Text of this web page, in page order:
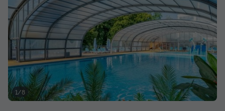
MOBILHOME 6 personnes - Comfort | 3 Ch.
| 6 Pers. | Terrasse surélevée
Surface
32m²
Adultes
6
Chambres
3
Salle de bain
1
Terrasse semi-couverte Animaux autorisés *
Cafetière
Congélateur
Réfrigérateur
+ 2
1/8